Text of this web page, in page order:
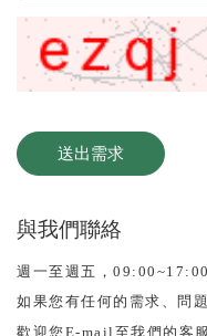
與我們聯絡
週一至週五，09:00~17:00
如果您有任何的需求、問
歡迎您E-mail至我們的客